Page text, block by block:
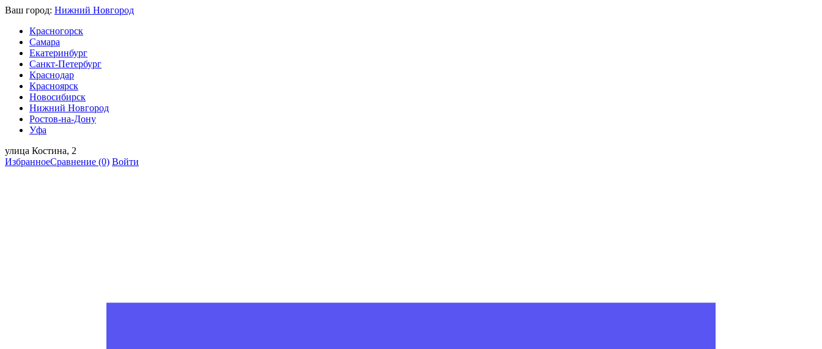
Ваш город: Нижний Новгород
Красногорск
Самара
Екатеринбург
Санкт-Петербург
Краснодар
Красноярск
Новосибирск
Нижний Новгород
Ростов-на-Дону
Уфа
улица Костина, 2
ИзбранноеСравнение (0) Войти